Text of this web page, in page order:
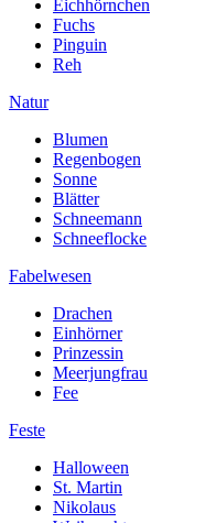
Eichhörnchen
Fuchs
Pinguin
Reh
Natur
Blumen
Regenbogen
Sonne
Blätter
Schneemann
Schneeflocke
Fabelwesen
Drachen
Einhörner
Prinzessin
Meerjungfrau
Fee
Feste
Halloween
St. Martin
Nikolaus